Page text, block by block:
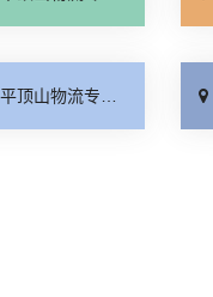
线_市县派送「全境到达」